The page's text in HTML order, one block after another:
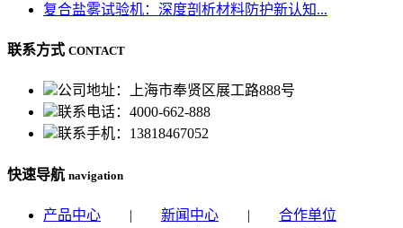
复合盐雾试验机：深度剖析材料防护新认知...
联系方式 CONTACT
公司地址：上海市奉贤区展工路888号
联系电话：4000-662-888
联系手机：13818467052
快速导航 navigation
产品中心 | 新闻中心 | 合作单位